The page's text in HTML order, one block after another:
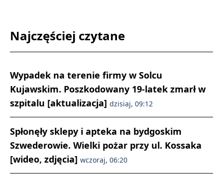
Najczęściej czytane
Wypadek na terenie firmy w Solcu
Kujawskim. Poszkodowany 19-latek zmarł w
szpitalu [aktualizacja] dzisiaj, 09:12
Spłonęły sklepy i apteka na bydgoskim
Szwederowie. Wielki pożar przy ul. Kossaka
[wideo, zdjęcia] wczoraj, 06:20